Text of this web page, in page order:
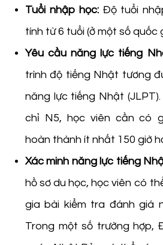
Tuổi nhập học: Độ tuổi
tính từ 6 tuổi (ở một số quốc
Yêu cầu năng lực tiếng
trình độ tiếng Nhật tương
năng lực tiếng Nhật
chỉ N5, học viên cần có
hoàn thành ít nhất 150 giờ
Xác minh năng lực tiếng
hồ sơ du học, học viên có
gia bài kiểm tra đánh giá
Trong một số trường hợp,